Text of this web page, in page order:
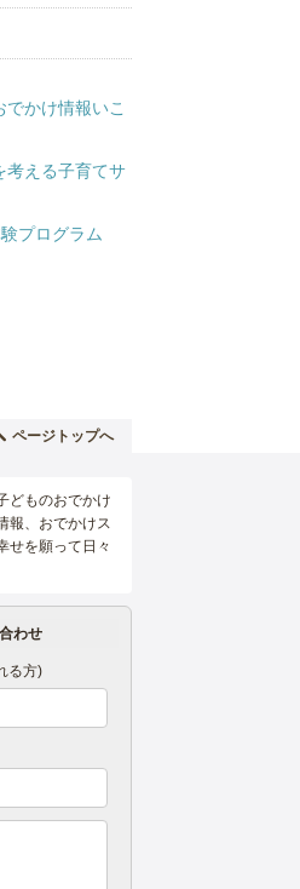
ページトップへ
どものおでかけ
報、おでかけス
せを願って日々
わせ
る方)